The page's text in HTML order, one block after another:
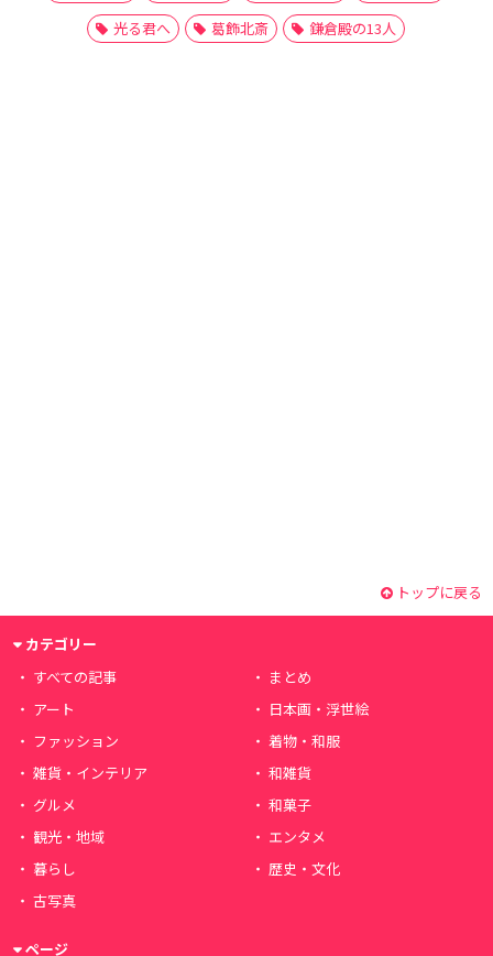
光る君へ
葛飾北斎 鎌倉殿の13人
トップに戻る
カテゴリー
すべての記事
まとめ
アート
日本画・浮世絵
ファッション
着物・和服
雑貨・インテリア
和雑貨
グルメ
和菓子
観光・地域
エンタメ
暮らし
歴史・文化
古写真
ページ